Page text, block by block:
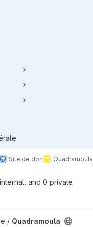
Site de don Quadramoula
and 0 private
/ Quadramoula